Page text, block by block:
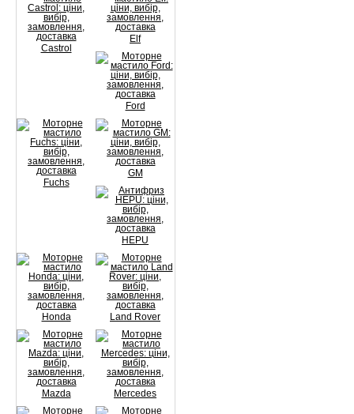
Castrol
Elf
Ford
Fuchs
GM
HEPU
Honda Land Rover
Mazda Mercedes